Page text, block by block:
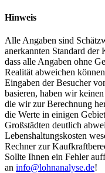
Hinweis
Alle Angaben sind
anerkannten Standard der
dass alle Angaben ohne
Realität abweichen
Eingaben der Besucher
basieren, haben wir
die wir zur Berechnung
die Werte in einigen
Großstädten deutlich
Lebenshaltungskosten
Rechner zur
Sollte Ihnen ein Fehler
an info@lohnanalyse.de!